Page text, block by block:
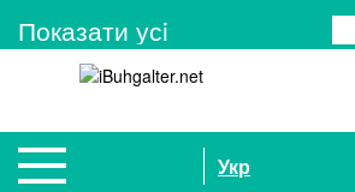
Показати усi
Укр